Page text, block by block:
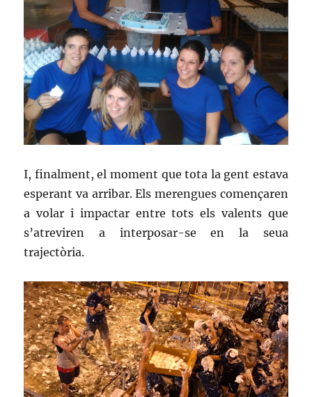
I, finalment, el moment que tota la gent estava
esperant va arribar. Els merengues començaren
a volar i impactar entre tots els valents que
s’atreviren a interposar-se en la seua
trajectòria.